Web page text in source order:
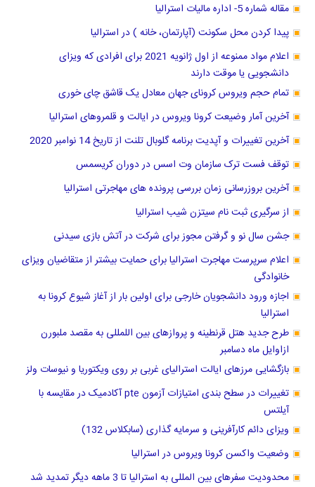
مقاله شماره 5- اداره مالیات استرالیا
پیدا کردن محل سکونت (آپارتمان، خانه ) در استرالیا
اعلام مواد ممنوعه از اول ژانویه 2021 برای افرادی که ویزای
دانشجویی یا موقت دارند
تمام حجم ویروس کرونای جهان معادل یک قاشق چای خوری
آخرین آمار وضیعت کرونا ویروس در ایالت و قلمروهای استرالیا
آخرین تغییرات و آپدیت برنامه گلوبال تلنت از تاریخ 14 نوامبر 2020
توقف فست ترک سازمان وت اسس در دوران کریسمس
آخرین بروزرسانی زمان بررسی پرونده های مهاجرتی استرالیا
از سرگیری ثبت نام سیتزن شیب استرالیا
جشن سال نو و ‌گرفتن مجوز برای شرکت در آتش بازی سیدنی
اعلام سرپرست مهاجرت استرالیا برای حمایت بیشتر از متقاضیان ویزای
خانوادگی
اجازه ورود دانشجویان خارجی برای اولین بار از آغاز شیوع کرونا به
استرالیا
طرح جدید هتل قرنطینه و پروازهای بین اللمللی به مقصد ملبورن
ازاوایل ماه دسامبر
بازگشایی مرزهای ایالت استرالیای غربی بر روی ویکتوریا و نیوسات ولز
تغییرات در سطح بندی امتیازات آزمون pte آکادمیک در مقایسه با
آیلتس
ویزای دائم کارآفرینی و سرمایه گذاری (سابکلاس 132)
وضعیت واکسن کرونا ویروس در استرالیا
محدودیت سفرهای بین المللی به استرالیا تا 3 ماهه دیگر تمدید شد